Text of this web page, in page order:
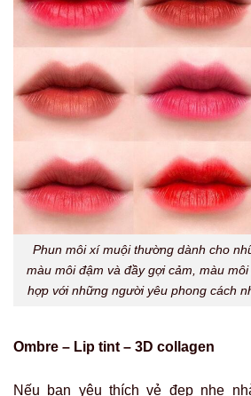
Phun môi xí muội thường dành cho
màu môi đậm và đầy gợi cảm, màu
hợp với những người yêu phong cách
Ombre – Lip tint – 3D collagen
Nếu bạn yêu thích vẻ đẹp nhẹ